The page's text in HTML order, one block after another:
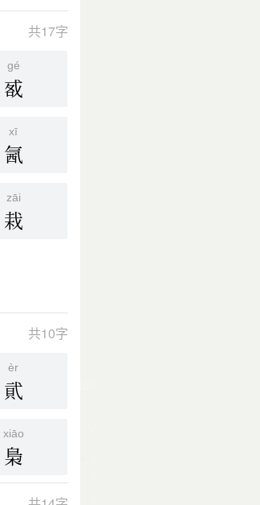
共17字
gé
㦴
xī
氥
zāi
栽
共10字
èr
貮
xiāo
梟